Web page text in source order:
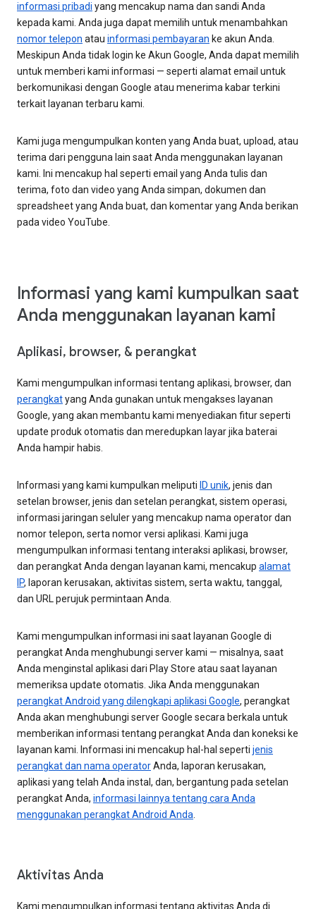
informasi pribadi yang mencakup nama dan sandi Anda
kepada kami. Anda juga dapat memilih untuk menambahkan
nomor telepon atau informasi pembayaran ke akun Anda.
Meskipun Anda tidak login ke Akun Google, Anda dapat memilih
untuk memberi kami informasi — seperti alamat email untuk
berkomunikasi dengan Google atau menerima kabar terkini
terkait layanan terbaru kami.
Kami juga mengumpulkan konten yang Anda buat, upload, atau
terima dari pengguna lain saat Anda menggunakan layanan
kami. Ini mencakup hal seperti email yang Anda tulis dan
terima, foto dan video yang Anda simpan, dokumen dan
spreadsheet yang Anda buat, dan komentar yang Anda berikan
pada video YouTube.
Informasi yang kami kumpulkan saat
Anda menggunakan layanan kami
Aplikasi, browser, & perangkat
Kami mengumpulkan informasi tentang aplikasi, browser, dan
perangkatyang Anda gunakan untuk mengakses layanan
Google, yang akan membantu kami menyediakan fitur seperti
update produk otomatis dan meredupkan layar jika baterai
Anda hampir habis.
Informasi yang kami kumpulkan meliputi ID unik, jenis dan
setelan browser, jenis dan setelan perangkat, sistem operasi,
informasi jaringan seluler yang mencakup nama operator dan
nomor telepon, serta nomor versi aplikasi. Kami juga
mengumpulkan informasi tentang interaksi aplikasi, browser,
dan perangkat Anda dengan layanan kami, mencakup alamat
IP, laporan kerusakan, aktivitas sistem, serta waktu, tanggal,
dan URL perujuk permintaan Anda.
Kami mengumpulkan informasi ini saat layanan Google di
perangkat Anda menghubungi server kami — misalnya, saat
Anda menginstal aplikasi dari Play Store atau saat layanan
memeriksa update otomatis. Jika Anda menggunakan
perangkat Android yang dilengkapi aplikasi Google, perangkat
Anda akan menghubungi server Google secara berkala untuk
memberikan informasi tentang perangkat Anda dan koneksi ke
layanan kami. Informasi ini mencakup hal-hal seperti jenis
perangkat dan nama operatorAnda, laporan kerusakan,
aplikasi yang telah Anda instal, dan, bergantung pada setelan
perangkat Anda, informasi lainnya tentang cara Anda
menggunakan perangkat Android Anda.
Aktivitas Anda
Kami mengumpulkan informasi tentang aktivitas Anda di